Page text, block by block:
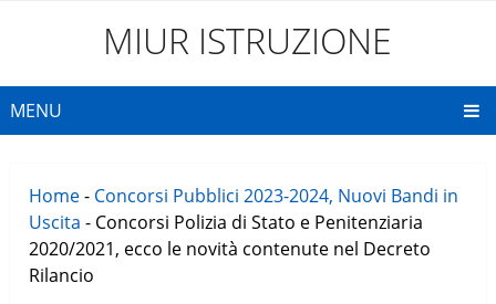
MIUR ISTRUZIONE
MENU
Home- Concorsi Pubblici 2023-2024, Nuovi Bandi in
Uscita - Concorsi Polizia di Stato e Penitenziaria
2020/2021, ecco le novità contenute nel Decreto
Rilancio